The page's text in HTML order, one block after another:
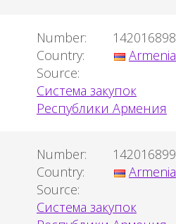
Number:
142016898
Country:
Armenia
Source:
Система закупок
Республики Армения
Number:
142016899
Country:
Armenia
Source:
Система закупок